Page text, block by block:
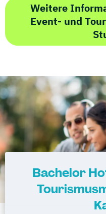
Weitere
Event- und
Bachelor